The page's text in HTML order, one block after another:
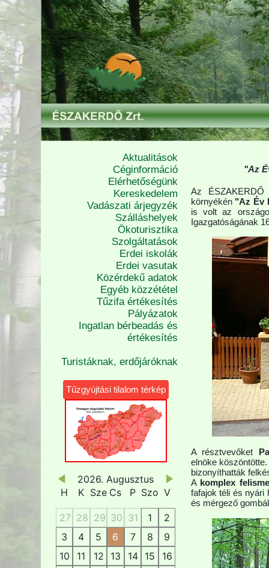
Aktualitások
Céginformáció
Elérhetőségünk
Kereskedelem
Vadászati árjegyzék
Szálláshelyek
Ökoturisztika
Szolgáltatások
Erdei iskolák
Erdei vasutak
Közérdekű adatok
Egyéb közzététel
Tűzifa értékesítés
Pályázatok
Ingatlan bérbeadás és
értékesítés
Turistáknak, erdőjáróknak
Tűzgyújtási tilalom térkép
2026. Augusztus
H
K Sze Cs P Szo V
27 28 29 30 31 1
2
3
4 5 6 7 8
9
10
11 12 13 14 15
16
"Az
Az
környékén "Az Év
is volt az
Igazgatóságának
A résztvevőket
elnöke
bizonyíthatták
A komplex
fafajok téli és nyári
és mérgező